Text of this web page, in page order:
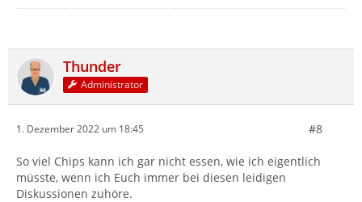
Thunder
Administrator
1. Dezember 2022 um 18:45 #8
So viel Chips kann ich gar nicht essen, wie ich eigentlich
müsste, wenn ich Euch immer bei diesen leidigen
Diskussionen zuhöre.